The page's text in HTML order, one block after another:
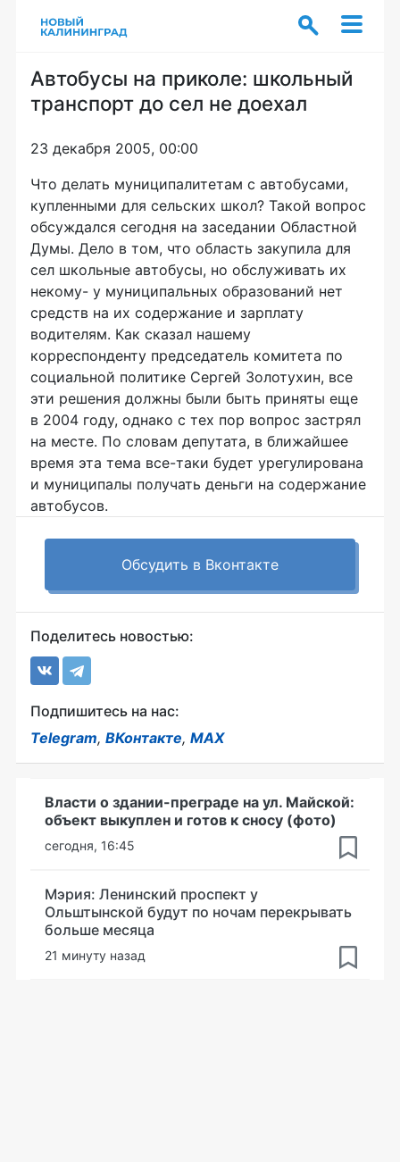
Автобусы на приколе: школьный
транспорт до сел не доехал
23 декабря 2005, 00:00
Что делать муниципалитетам с автобусами,
купленными для сельских школ? Такой вопрос
обсуждался сегодня на заседании Областной
Думы. Дело в том, что область закупила для
сел школьные автобусы, но обслуживать их
некому- у муниципальных образований нет
средств на их содержание и зарплату
водителям. Как сказал нашему
корреспонденту председатель комитета по
социальной политике Сергей Золотухин, все
эти решения должны были быть приняты еще
в 2004 году, однако с тех пор вопрос застрял
на месте. По словам депутата, в ближайшее
время эта тема все-таки будет урегулирована
и муниципалы получать деньги на содержание
автобусов.
Обсудить в Вконтакте
Поделитесь новостью:
Подпишитесь на нас:
Telegram, ВКонтакте, MAX
Власти о здании-преграде на ул. Майской:
объект выкуплен и готов к сносу (фото)
сегодня, 16:45
Мэрия: Ленинский проспект у
Ольштынской будут по ночам перекрывать
больше месяца
21 минуту назад